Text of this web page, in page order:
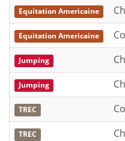
Equitation Americaine
Equitation Americaine
Jumping
Jumping
TREC
TREC